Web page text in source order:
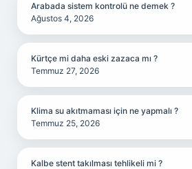
Arabada sistem kontrolü ne demek ?
Ağustos 4, 2026
Kürtçe mi daha eski zazaca mı ?
Temmuz 27, 2026
Klima su akıtmaması için ne yapmalı ?
Temmuz 25, 2026
Kalbe stent takılması tehlikeli mi ?